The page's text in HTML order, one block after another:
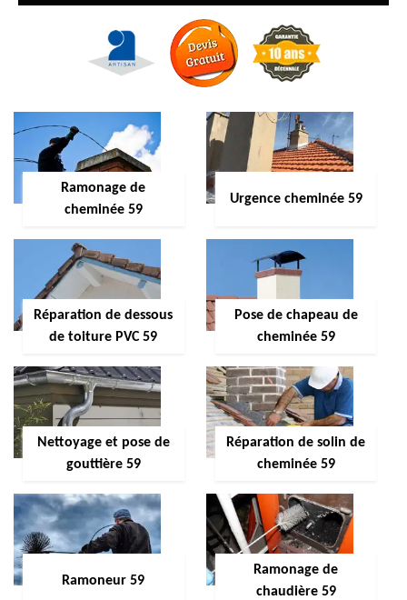
Ramonage de
cheminée 59
Urgence cheminée 59
Réparation de dessous
de toiture PVC 59
Pose de chapeau de
cheminée 59
Nettoyage et pose de
gouttière 59
Réparation de solin de
cheminée 59
Ramoneur 59
Ramonage de
chaudière 59